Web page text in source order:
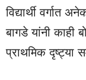
विद्यार्थी वर्गात
बागडे यांनी काही
प्राथमिक दृष्ट्या